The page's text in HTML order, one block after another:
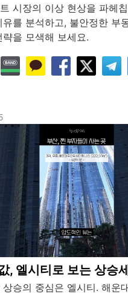
시장의 이상 현상을 파헤
유를 분석하고, 불안정한 부
을 모색해 보세요.
, 엘시티로 보는 상승
상승의 중심은 엘시티. 해운